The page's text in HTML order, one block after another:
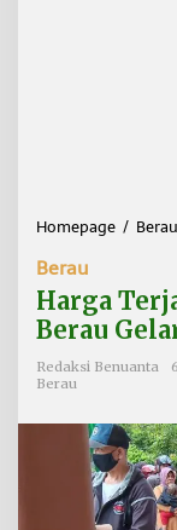
Homepage / Berau
Berau
Harga
Berau
Redaksi Benuanta
Berau